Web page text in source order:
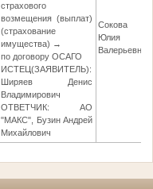
страхового
возмещения (выплат)
(страхование
имущества) →
по договору ОСАГО
ИСТЕЦ(ЗАЯВИТЕЛЬ):
Ширяев Денис
Владимирович
ОТВЕТЧИК: АО
"МАКС", Бузин Андрей
Михайлович
Сокова
Юлия
Валерьевна